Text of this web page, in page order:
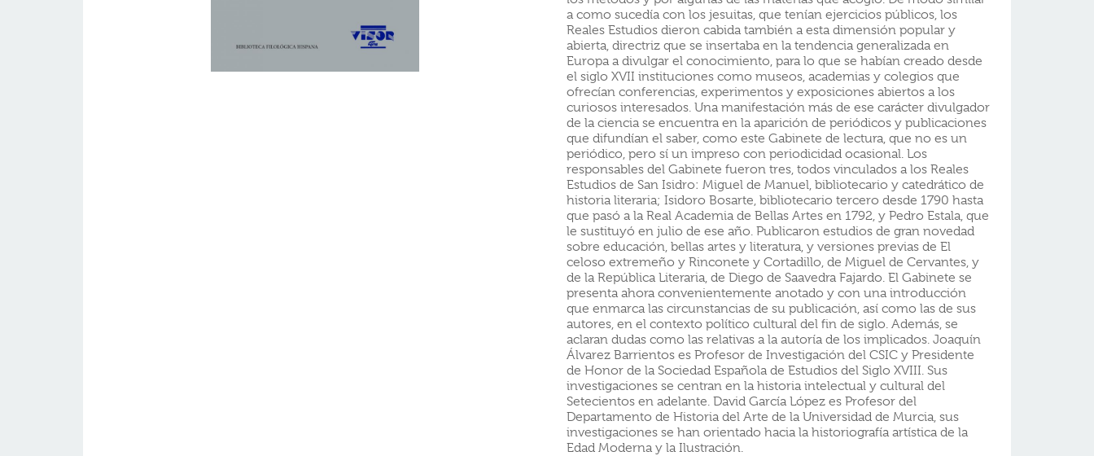
a como sucedía con los jesuitas, que tenían ejercicios públicos, los
Reales Estudios dieron cabida también a esta dimensión popular y
abierta, directriz que se insertaba en la tendencia generalizada en
Europa a divulgar el conocimiento, para lo que se habían creado desde
el siglo XVII instituciones como museos, academias y colegios que
ofrecían conferencias, experimentos y exposiciones abiertos a los
curiosos interesados. Una manifestación más de ese carácter divulgador
de la ciencia se encuentra en la aparición de periódicos y publicaciones
que difundían el saber, como este Gabinete de lectura, que no es un
periódico, pero sí un impreso con periodicidad ocasional. Los
responsables del Gabinete fueron tres, todos vinculados a los Reales
Estudios de San Isidro: Miguel de Manuel, bibliotecario y catedrático de
historia literaria; Isidoro Bosarte, bibliotecario tercero desde 1790 hasta
que pasó a la Real Academia de Bellas Artes en 1792, y Pedro Estala, que
le sustituyó en julio de ese año. Publicaron estudios de gran novedad
sobre educación, bellas artes y literatura, y versiones previas de El
celoso extremeño y Rinconete y Cortadillo, de Miguel de Cervantes, y
de la República Literaria, de Diego de Saavedra Fajardo. El Gabinete se
presenta ahora convenientemente anotado y con una introducción
que enmarca las circunstancias de su publicación, así como las de sus
autores, en el contexto político cultural del fin de siglo. Además, se
aclaran dudas como las relativas a la autoría de los implicados. Joaquín
Álvarez Barrientos es Profesor de Investigación del CSIC y Presidente
de Honor de la Sociedad Española de Estudios del Siglo XVIII. Sus
investigaciones se centran en la historia intelectual y cultural del
Setecientos en adelante. David García López es Profesor del
Departamento de Historia del Arte de la Universidad de Murcia, sus
investigaciones se han orientado hacia la historiografía artística de la
Edad Moderna y la Ilustración.